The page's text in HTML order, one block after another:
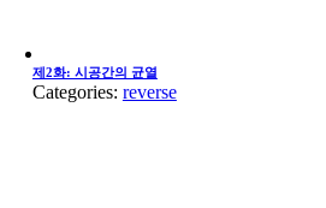
제2화: 시공간의 균열
Categories: reverse